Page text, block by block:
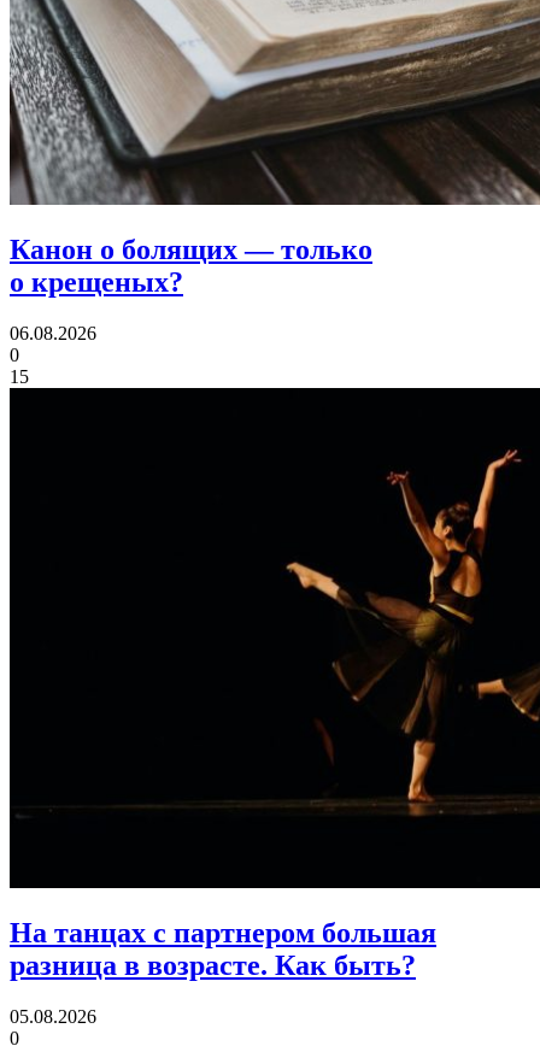
Канон о болящих— только
о крещеных?
06.08.2026
0
15
На танцах с партнером большая
разница в возрасте. Как быть?
05.08.2026
0